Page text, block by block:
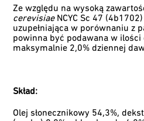
Ze względu na wysoką
cerevisiaeNCYC Sc 47
uzupełniająca w porównaniu z
powinna być podawana w ilości
maksymalnie 2,0% dziennej
Skład:
Olej słonecznikowy 54,3%,